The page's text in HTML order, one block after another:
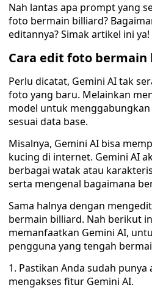
Nah lantas apa prompt yang
foto bermain billiard?
editannya? Simak artikel ini ya!
Cara edit foto
Perlu dicatat, Gemini AI tak
foto yang baru. Melainkan
model untuk
sesuai data base.
Misalnya, Gemini AI bisa
kucing di internet. Gemini AI
berbagai watak atau
serta mengenal bagaimana
Sama halnya dengan
bermain billiard. Nah berikut
memanfaatkan Gemini AI,
pengguna yang tengah
1. Pastikan Anda sudah
mengakses fitur Gemini AI.